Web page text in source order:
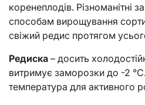
коренеплодів. Різноманітні
способам вирощування
свіжий редис протягом
Редиска – досить
витримує заморозки до -2
температура для активного